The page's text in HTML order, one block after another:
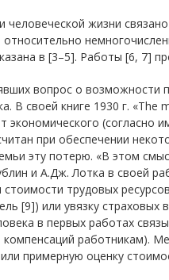
жизни
в [3–5]. Работы [6, 7]
вопрос о возможности
В своей книге 1930 г. «The
экономического
при обеспечении
эту потерю. «В этом
и А.Дж. Лотка в своей
трудовых
[9]) или увязку
в первых работах
работникам).
примерную оценку